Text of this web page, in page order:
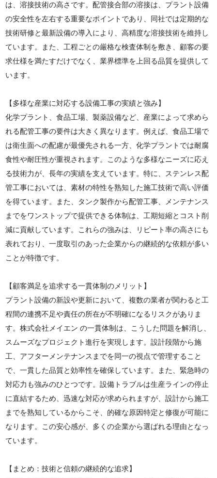
は、溶接技術の高さです。配管接合部の溶接は、プラント設備
の安全性を左右する重要なポイントであり、同社では定期的な
技術研修と最新設備の導入により、高精度な溶接技術を維持し
ています。また、工程ごとの厳格な検査体制を敷き、顧客の要
求仕様を満たすだけでなく、業界標準を上回る品質を提供して
います。
【多様な産業に対応する設備工事の実績と強み】
化学プラント、食品工場、製薬設備など、産業によって求めら
れる配管工事の要件は大きく異なります。例えば、食品工場で
は衛生面への配慮が最優先される一方、化学プラントでは耐腐
食性や耐圧性が重視されます。このような多様なニーズに応え
る技術力が、長年の実績を支えています。特に、ステンレス配
管工事においては、素材の特性を熟知した施工技術で高い評価
を得ています。また、タンク製作から配管工事、メンテナンス
までをワンストップで提供できる体制は、工期短縮とコスト削
減に貢献しています。これらの強みは、リピート率の高さにも
表れており、一度取引のあった企業からの継続的な依頼が多い
ことが特徴です。
【顧客満足を追求する一貫体制のメリット】
プラント設備の新設や更新において、複数の業者が関わると工
程間の連携不足や責任の所在が不明確になるリスクがありま
す。株式会社メイエン の一貫体制は、こうした問題を解消し、
スムーズなプロジェクト進行を実現します。設計段階から施
工、アフターメンテナンスまでを同一の視点で管理すること
で、一貫した品質と効率性を確保しています。また、緊急時の
対応力も強みのひとつです。設備トラブルは生産ラインの停止
に直結するため、迅速な対応が求められますが、設計から施工
までを熟知しているからこそ、的確な原因特定と修復が可能に
なります。この安心感が、多くの企業から選ばれる理由となっ
ています。
【まとめ：技術と信頼の継続的な追求】